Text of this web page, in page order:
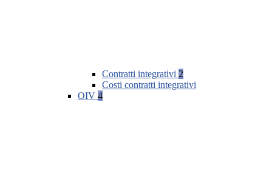
Contratti integrativi 2
Costi contratti integrativi
OIV 4